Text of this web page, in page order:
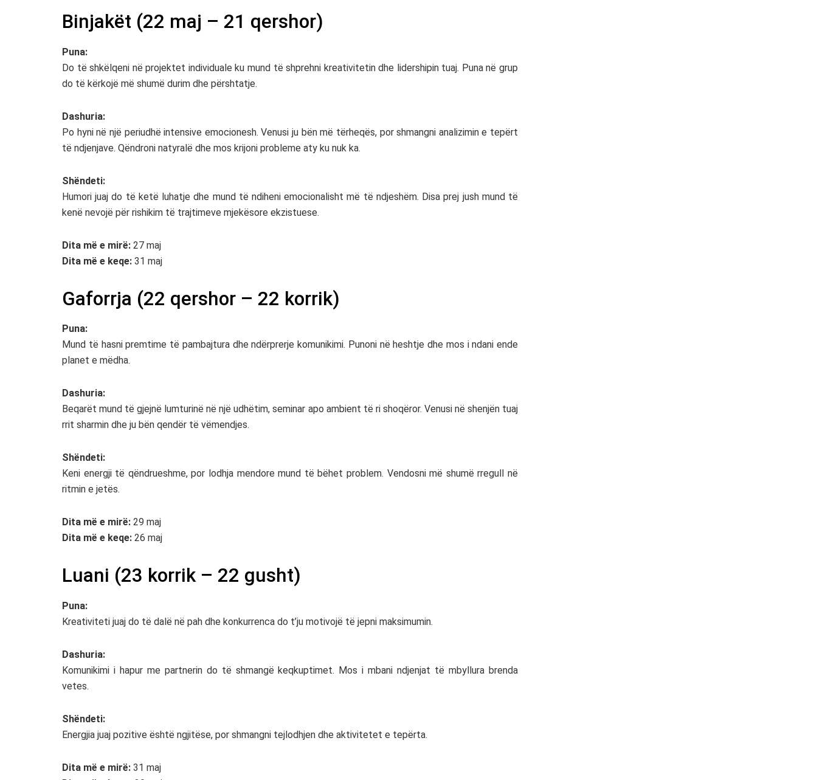
Binjakët (22 maj – 21 qershor)
Puna:
Do të shkëlqeni në projektet individuale ku mund të shprehni kreativitetin dhe lidershipin tuaj. Puna në grup
do të kërkojë më shumë durim dhe përshtatje.
Dashuria:
Po hyni në një periudhë intensive emocionesh. Venusi ju bën më tërheqës, por shmangni analizimin e tepërt
të ndjenjave. Qëndroni natyralë dhe mos krijoni probleme aty ku nuk ka.
Shëndeti:
Humori juaj do të ketë luhatje dhe mund të ndiheni emocionalisht më të ndjeshëm. Disa prej jush mund të
kenë nevojë për rishikim të trajtimeve mjekësore ekzistuese.
Dita më e mirë: 27 maj
Dita më e keqe: 31 maj
Gaforrja (22 qershor – 22 korrik)
Puna:
Mund të hasni premtime të pambajtura dhe ndërprerje komunikimi. Punoni në heshtje dhe mos i ndani ende
planet e mëdha.
Dashuria:
Beqarët mund të gjejnë lumturinë në një udhëtim, seminar apo ambient të ri shoqëror. Venusi në shenjën tuaj
rrit sharmin dhe ju bën qendër të vëmendjes.
Shëndeti:
Keni energji të qëndrueshme, por lodhja mendore mund të bëhet problem. Vendosni më shumë rregull në
ritmin e jetës.
Dita më e mirë: 29 maj
Dita më e keqe: 26 maj
Luani (23 korrik – 22 gusht)
Puna:
Kreativiteti juaj do të dalë në pah dhe konkurrenca do t’ju motivojë të jepni maksimumin.
Dashuria:
Komunikimi i hapur me partnerin do të shmangë keqkuptimet. Mos i mbani ndjenjat të mbyllura brenda
vetes.
Shëndeti:
Energjia juaj pozitive është ngjitëse, por shmangni tejlodhjen dhe aktivitetet e tepërta.
Dita më e mirë: 31 maj